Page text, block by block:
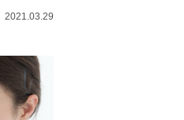
2021.03.29